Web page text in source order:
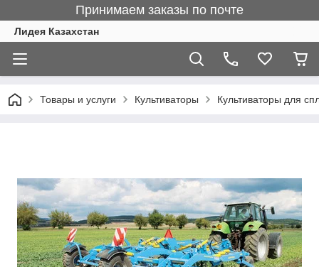
Принимаем заказы по почте
Лидея Казахстан
Товары и услуги Культиваторы Культиваторы для